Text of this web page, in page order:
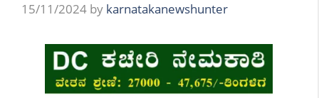
15/11/2024 by karnatakanewshunter